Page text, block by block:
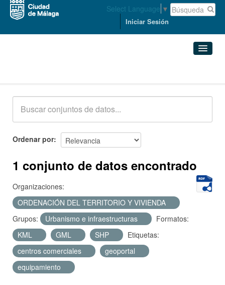
Select Language ▼
Iniciar Sesión
Acerca de
Ordenar por
1 conjunto de datos encontrado
Organizaciones:
ORDENACIÓN DEL TERRITORIO Y VIVIENDA
Grupos:
Urbanismo e infraestructuras
Formatos:
KML
GML SHP
Etiquetas:
centros comerciales
geoportal
equipamiento